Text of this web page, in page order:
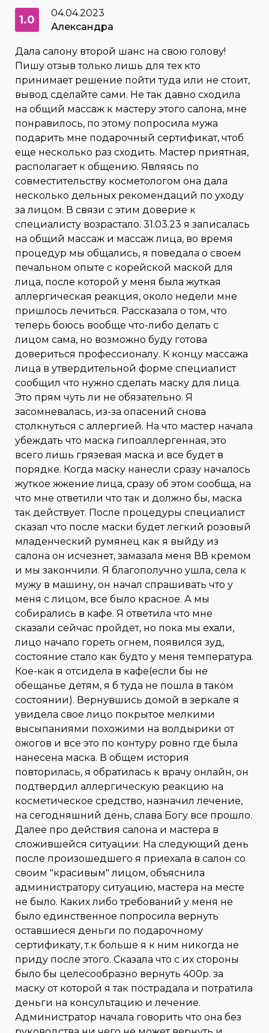
1.0
04.04.2023
Александра
Дала салону второй шанс на свою голову!
Пишу отзыв только лишь для тех кто
принимает решение пойти туда или не стоит,
вывод сделайте сами. Не так давно сходила
на общий массаж к мастеру этого салона, мне
понравилось, по этому попросила мужа
подарить мне подарочный сертификат, чтоб
еще несколько раз сходить. Мастер приятная,
располагает к общению. Являясь по
совместительству косметологом она дала
несколько дельных рекомендаций по уходу
за лицом. В связи с этим доверие к
специалисту возрастало. 31.03.23 я записалась
на общий массаж и массаж лица, во время
процедур мы общались, я поведала о своем
печальном опыте с корейской маской для
лица, после которой у меня была жуткая
аллергическая реакция, около недели мне
пришлось лечиться. Рассказала о том, что
теперь боюсь вообще что-либо делать с
лицом сама, но возможно буду готова
довериться профессионалу. К концу массажа
лица в утвердительной форме специалист
сообщил что нужно сделать маску для лица.
Это прям чуть ли не обязательно. Я
засомневалась, из-за опасений снова
столкнуться с аллергией. На что мастер начала
убеждать что маска гипоаллергенная, это
всего лишь грязевая маска и все будет в
порядке. Когда маску нанесли сразу началось
жуткое жжение лица, сразу об этом сообща, на
что мне ответили что так и должно бы, маска
так действует. После процедуры специалист
сказал что после маски будет легкий розовый
младенческий румянец как я выйду из
салона он исчезнет, замазала меня ВВ кремом
и мы закончили. Я благополучно ушла, села к
мужу в машину, он начал спрашивать что у
меня с лицом, все было красное. А мы
собирались в кафе. Я ответила что мне
сказали сейчас пройдет, но пока мы ехали,
лицо начало гореть огнем, появился зуд,
состояние стало как будто у меня температура.
Кое-как я отсидела в кафе(если бы не
обещанье детям, я б туда не пошла в таком
состоянии). Вернувшись домой в зеркале я
увидела свое лицо покрытое мелкими
высыпаниями похожими на волдырики от
ожогов и все это по контуру ровно где была
нанесена маска. В общем история
повторилась, я обратилась к врачу онлайн, он
подтвердил аллергическую реакцию на
косметическое средство, назначил лечение,
на сегодняшний день, слава Богу все прошло.
Далее про действия салона и мастера в
сложившейся ситуации: На следующий день
после произошедшего я приехала в салон со
своим "красивым" лицом, объяснила
администратору ситуацию, мастера на месте
не было. Каких либо требований у меня не
было единственное попросила вернуть
оставшиеся деньги по подарочному
сертификату, т.к больше я к ним никогда не
приду после этого. Сказала что с их стороны
было бы целесообразно вернуть 400р. за
маску от которой я так пострадала и потратила
деньги на консультацию и лечение.
Администратор начала говорить что она без